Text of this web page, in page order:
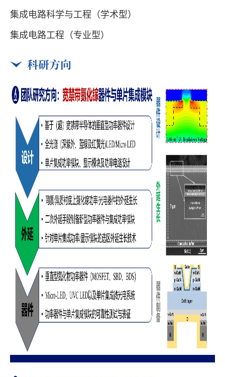
集成电路科学与工程 （学术型）
集成电路工程（专业型）
科研方向